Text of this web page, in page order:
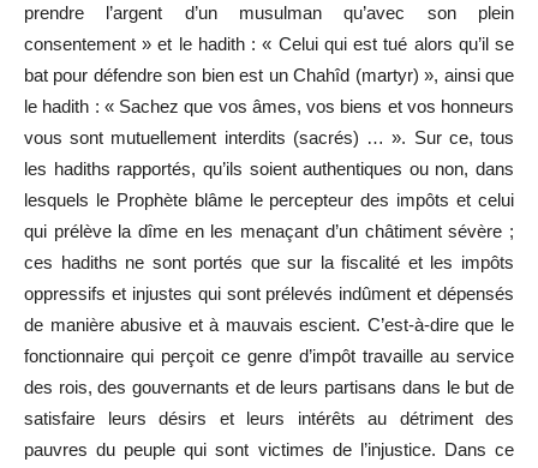
prendre l’argent d’un musulman qu’avec son plein
consentement » et le hadith : « Celui qui est tué alors qu’il se
bat pour défendre son bien est un Chahîd (martyr) », ainsi que
le hadith : « Sachez que vos âmes, vos biens et vos honneurs
vous sont mutuellement interdits (sacrés) … ». Sur ce, tous
les hadiths rapportés, qu’ils soient authentiques ou non, dans
lesquels le Prophète blâme le percepteur des impôts et celui
qui prélève la dîme en les menaçant d’un châtiment sévère ;
ces hadiths ne sont portés que sur la fiscalité et les impôts
oppressifs et injustes qui sont prélevés indûment et dépensés
de manière abusive et à mauvais escient. C’est-à-dire que le
fonctionnaire qui perçoit ce genre d’impôt travaille au service
des rois, des gouvernants et de leurs partisans dans le but de
satisfaire leurs désirs et leurs intérêts au détriment des
pauvres du peuple qui sont victimes de l’injustice. Dans ce